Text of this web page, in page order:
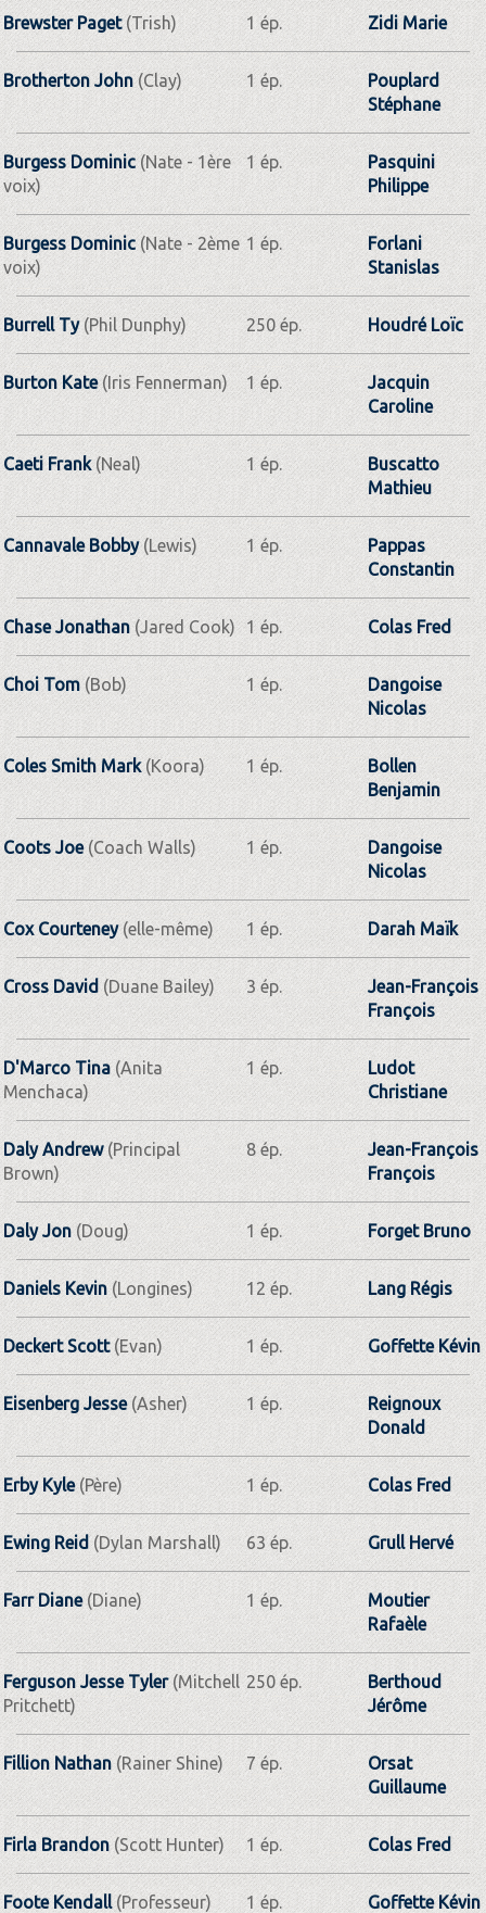
Brewster Paget(Trish) 1 ép. Zidi Marie
Brotherton John(Clay) 1 ép.
Pouplard
Stéphane
Burgess Dominic(Nate - 1ère
voix)
1 ép.
Pasquini
Philippe
Burgess Dominic(Nate - 2ème
voix)
1 ép.
Forlani
Stanislas
Burrell Ty(Phil Dunphy) 250 ép. Houdré Loïc
Burton Kate(Iris Fennerman) 1 ép.
Jacquin
Caroline
Caeti Frank(Neal) 1 ép.
Buscatto
Mathieu
Cannavale Bobby(Lewis) 1 ép.
Pappas
Constantin
Chase Jonathan(Jared Cook) 1 ép. Colas Fred
Choi Tom(Bob) 1 ép.
Dangoise
Nicolas
Coles Smith Mark(Koora) 1 ép.
Bollen
Benjamin
Coots Joe(Coach Walls) 1 ép.
Dangoise
Nicolas
Cox Courteney(elle-même) 1 ép. Darah Maïk
Cross David (Duane Bailey) 3 ép.
Jean-François
François
D'Marco Tina (Anita
Menchaca)
1 ép.
Ludot
Christiane
Daly Andrew(Principal
Brown)
8 ép.
Jean-François
François
Daly Jon (Doug) 1 ép. Forget Bruno
Daniels Kevin(Longines) 12 ép. Lang Régis
Deckert Scott(Evan) 1 ép. Goffette Kévin
Eisenberg Jesse(Asher) 1 ép.
Reignoux
Donald
Erby Kyle(Père) 1 ép. Colas Fred
Ewing Reid(Dylan Marshall) 63 ép. Grull Hervé
Farr Diane(Diane) 1 ép.
Moutier
Rafaèle
Ferguson Jesse Tyler(Mitchell
Pritchett)
250 ép.
Berthoud
Jérôme
Fillion Nathan(Rainer Shine) 7 ép.
Orsat
Guillaume
Firla Brandon(Scott Hunter) 1 ép. Colas Fred
Foote Kendall(Professeur) 1 ép. Goffette Kévin